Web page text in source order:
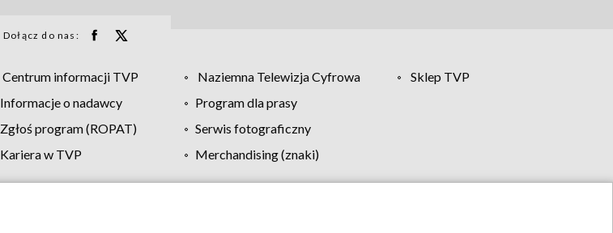
Dołącz do nas:
Centrum informacji TVP Naziemna Telewizja Cyfrowa
Sklep TVP
Informacje o nadawcy
Program dla prasy
Zgłoś program (ROPAT)
Serwis fotograficzny
Kariera w TVP
Merchandising (znaki)